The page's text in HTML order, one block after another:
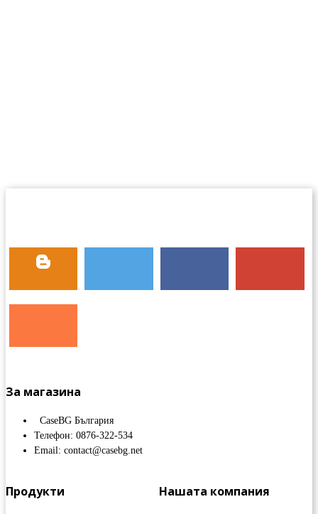
За магазина
CaseBG България
Телефон: 0876-322-534
Email: contact@casebg.net
Продукти Нашата компания